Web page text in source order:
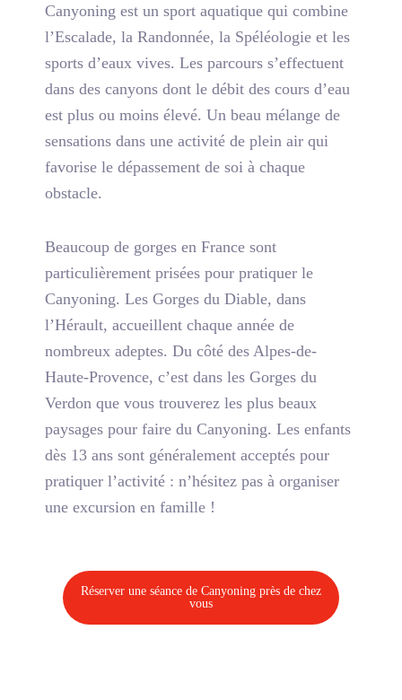
Canyoning est un sport aquatique qui combine
l’Escalade, la Randonnée, la Spéléologie et les
sports d’eaux vives. Les parcours s’effectuent
dans des canyons dont le débit des cours d’eau
est plus ou moins élevé. Un beau mélange de
sensations dans une activité de plein air qui
favorise le dépassement de soi à chaque
obstacle.
Beaucoup de gorges en France sont
particulièrement prisées pour pratiquer le
Canyoning. Les Gorges du Diable, dans
l’Hérault, accueillent chaque année de
nombreux adeptes. Du côté des Alpes-de-
Haute-Provence, c’est dans les Gorges du
Verdon que vous trouverez les plus beaux
paysages pour faire du Canyoning. Les enfants
dès 13 ans sont généralement acceptés pour
pratiquer l’activité : n’hésitez pas à organiser
une excursion en famille !
Réserver une séance de Canyoning près de chez
vous